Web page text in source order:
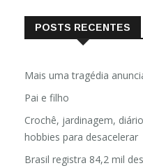
POSTS RECENTES
Mais uma tragédia
Pai e filho
Crochê, jardinagem,
hobbies para desacelerar
Brasil registra 84,2 mil